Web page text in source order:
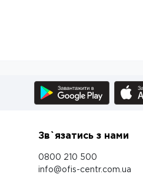
Зв`язатись з нами
0800 210 500
info@ofis-centr.com.ua